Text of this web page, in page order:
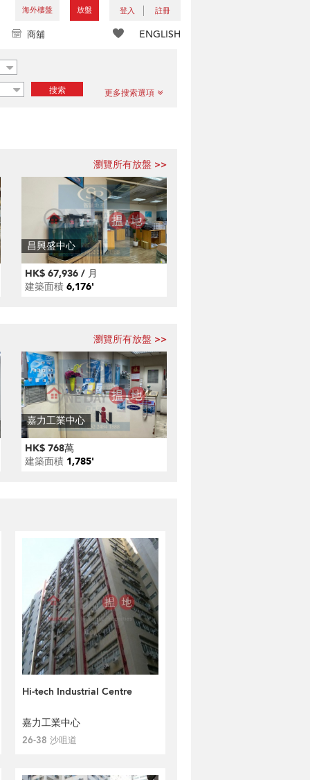
海外樓盤 放盤 登入 註冊
ENGLISH
商舖
搜索 更多搜索選項
瀏覽所有放盤 >>
昌興盛中心
HK$ 67,936 / 月
建築面積 6,176'
瀏覽所有放盤 >>
嘉力工業中心
HK$ 768萬
建築面積 1,785'
Hi-tech Industrial Centre
嘉力工業中心
26-38 沙咀道